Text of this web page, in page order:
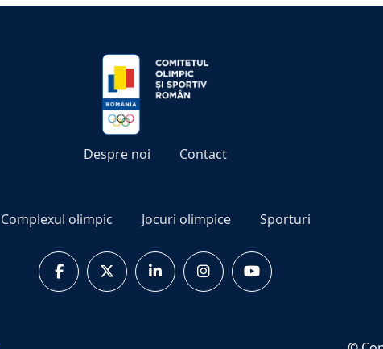
Despre noi Contact
Complexul olimpic Jocuri olimpice Sporturi